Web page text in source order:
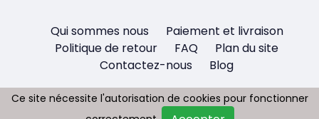
Qui sommes nous
Paiement et livraison
Politique de retour
FAQ
Plan du site
Contactez-nous
Blog
Ce site nécessite l'autorisation de cookies pour fonctionner
Ce site nécessite l'autorisation de cookies pour fonctionner